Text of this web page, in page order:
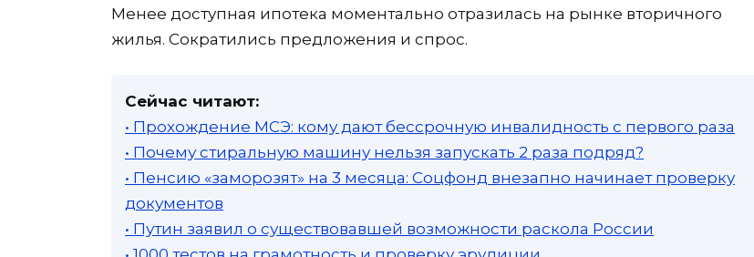
Менее доступная ипотека моментально отразилась на рынке вторичного
жилья. Сократились предложения и спрос.
Сейчас читают:
• Прохождение МСЭ: кому дают бессрочную инвалидность с первого раза
• Почему стиральную машину нельзя запускать 2 раза подряд?
• Пенсию «заморозят» на 3 месяца: Соцфонд внезапно начинает проверку
документов
• Путин заявил о существовавшей возможности раскола России